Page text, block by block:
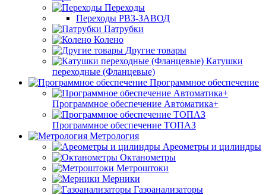
Переходы
Переходы РВЗ-ЗАВОД
Патрубки
Колено
Другие товары
Катушки
переходные (Фланцевые)
Программное обеспечение
Программное обеспечение Автоматика+
Программное обеспечение ТОПАЗ
Метрология
Ареометры и цилиндры
Октанометры
Метроштоки
Мерники
Газоанализаторы